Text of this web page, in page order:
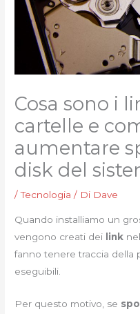
Cosa sono i
cartelle e
aumentare
disk del
/Tecnologia / Di Dave
Quando installiamo un
vengono creati dei link nel
fanno tenere traccia della
eseguibili.
Per questo motivo, se